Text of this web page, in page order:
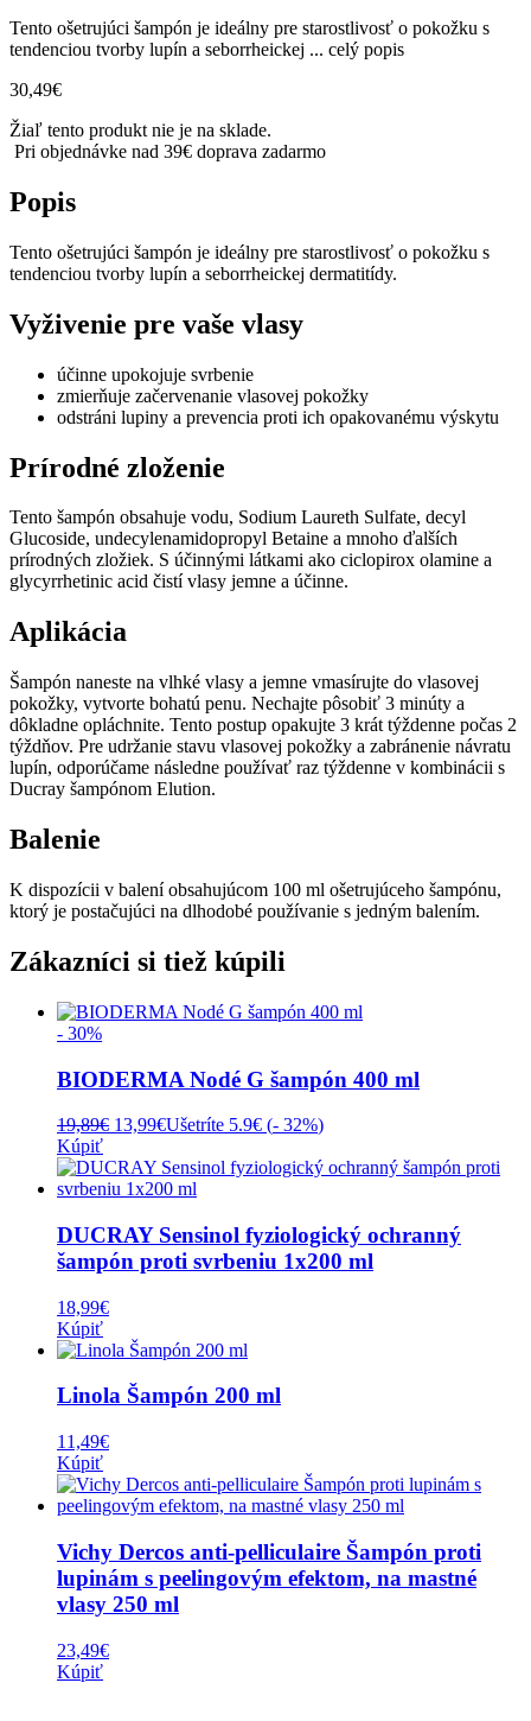
Tento ošetrujúci šampón je ideálny pre starostlivosť o pokožku s
tendenciou tvorby lupín a seborrheickej ... celý popis
30,49€
Žiaľ tento produkt nie je na sklade.
Pri objednávke nad 39€ doprava zadarmo
Popis
Tento ošetrujúci šampón je ideálny pre starostlivosť o pokožku s
tendenciou tvorby lupín a seborrheickej dermatitídy.
Vyživenie pre vaše vlasy
účinne upokojuje svrbenie
zmierňuje začervenanie vlasovej pokožky
odstráni lupiny a prevencia proti ich opakovanému výskytu
Prírodné zloženie
Tento šampón obsahuje vodu, Sodium Laureth Sulfate, decyl
Glucoside, undecylenamidopropyl Betaine a mnoho ďalších
prírodných zložiek. S účinnými látkami ako ciclopirox olamine a
glycyrrhetinic acid čistí vlasy jemne a účinne.
Aplikácia
Šampón naneste na vlhké vlasy a jemne vmasírujte do vlasovej
pokožky, vytvorte bohatú penu. Nechajte pôsobiť 3 minúty a
dôkladne opláchnite. Tento postup opakujte 3 krát týždenne počas 2
týždňov. Pre udržanie stavu vlasovej pokožky a zabránenie návratu
lupín, odporúčame následne používať raz týždenne v kombinácii s
Ducray šampónom Elution.
Balenie
K dispozícii v balení obsahujúcom 100 ml ošetrujúceho šampónu,
ktorý je postačujúci na dlhodobé používanie s jedným balením.
Zákazníci si tiež kúpili
- 30%
BIODERMA Nodé G šampón 400 ml
19,89€ Pôvodná
bola:
19,89€.
13,99€Aktuálna
je:
13,99€.
Ušetríte 5.9€ (- 32%)
Kúpiť
DUCRAY Sensinol fyziologický ochranný
šampón proti svrbeniu 1x200 ml
18,99€
Kúpiť
Linola Šampón 200 ml
11,49€
Kúpiť
Vichy Dercos anti-pelliculaire Šampón proti
lupinám s peelingovým efektom, na mastné
vlasy 250 ml
23,49€
Kúpiť